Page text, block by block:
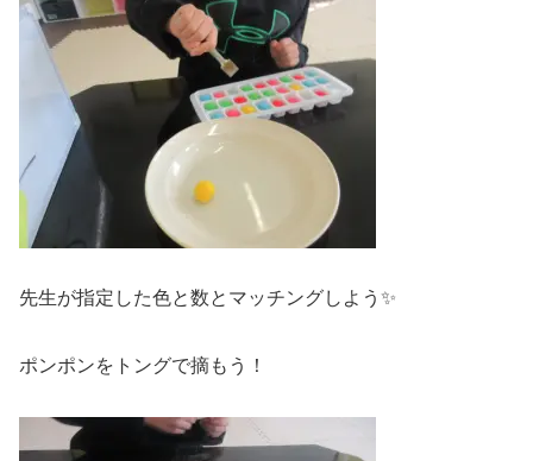
先生が指定した色と数とマッチングしよう✨
ポンポンをトングで摘もう！